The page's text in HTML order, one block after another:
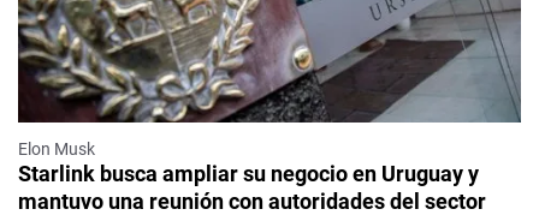
Elon Musk
Starlink busca ampliar su negocio en Uruguay y
mantuvo una reunión con autoridades del sector